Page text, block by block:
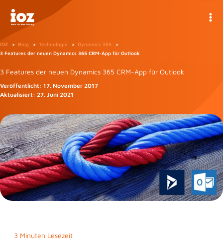
Inhalt
springen
IOZ Blog Technologie
Dynamics 365
3 Features der neuen Dynamics 365 CRM-App für Outlook
3 Features der neuen Dynamics 365 CRM-App für Outlook
Veröffentlicht: 17. November 2017
Aktualisiert: 27. Juni 2021
3 Minuten Lesezeit